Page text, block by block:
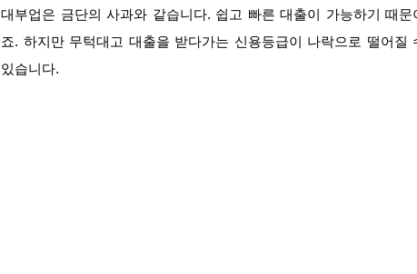
대부업은 금단의 사과와 같습니다. 쉽고 빠른 대출이 가능하기 때문
죠. 하지만 무턱대고 대출을 받다가는 신용등급이 나락으로 떨어질
있습니다.